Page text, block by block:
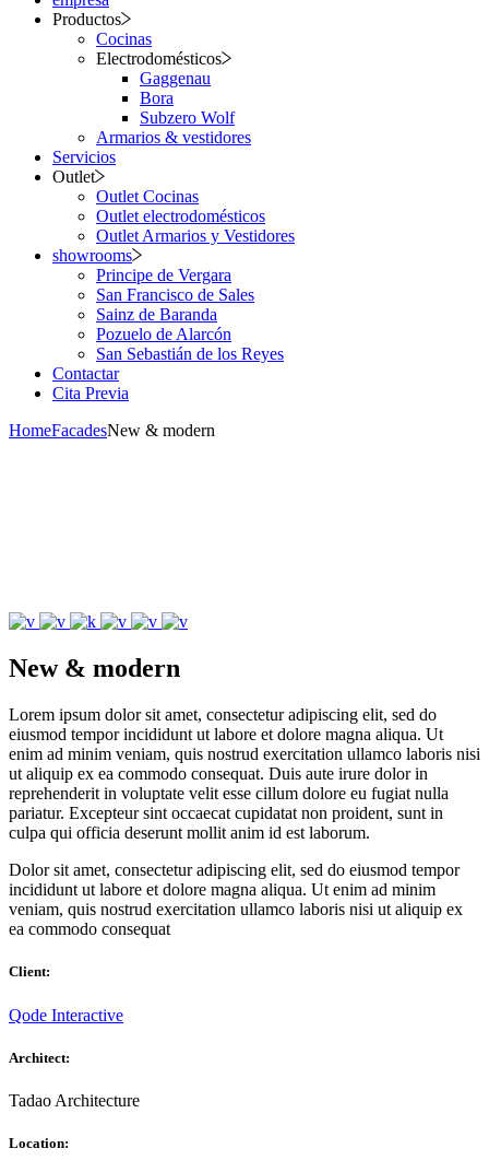
Productos
Cocinas
Electrodomésticos
Gaggenau
Bora
Subzero Wolf
Armarios & vestidores
Servicios
Outlet
Outlet Cocinas
Outlet electrodomésticos
Outlet Armarios y Vestidores
showrooms
Principe de Vergara
San Francisco de Sales
Sainz de Baranda
Pozuelo de Alarcón
San Sebastián de los Reyes
Contactar
Cita Previa
HomeFacadesNew & modern
New & modern
Lorem ipsum dolor sit amet, consectetur adipiscing elit, sed do
eiusmod tempor incididunt ut labore et dolore magna aliqua. Ut
enim ad minim veniam, quis nostrud exercitation ullamco laboris nisi
ut aliquip ex ea commodo consequat. Duis aute irure dolor in
reprehenderit in voluptate velit esse cillum dolore eu fugiat nulla
pariatur. Excepteur sint occaecat cupidatat non proident, sunt in
culpa qui officia deserunt mollit anim id est laborum.
Dolor sit amet, consectetur adipiscing elit, sed do eiusmod tempor
incididunt ut labore et dolore magna aliqua. Ut enim ad minim
veniam, quis nostrud exercitation ullamco laboris nisi ut aliquip ex
ea commodo consequat
Client:
Qode Interactive
Architect:
Tadao Architecture
Location: